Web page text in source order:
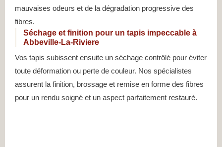
mauvaises odeurs et de la dégradation progressive des
fibres.
Séchage et finition pour un tapis impeccable à
Abbeville-La-Riviere
Vos tapis subissent ensuite un séchage contrôlé pour éviter
toute déformation ou perte de couleur. Nos spécialistes
assurent la finition, brossage et remise en forme des fibres
pour un rendu soigné et un aspect parfaitement restauré.